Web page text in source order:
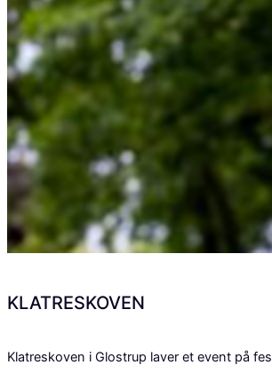
KLATRESKOVEN
Klatreskoven i Glostrup laver et event på